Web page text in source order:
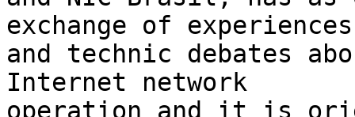
exchange of
and technic debates
Internet network
operation and it is